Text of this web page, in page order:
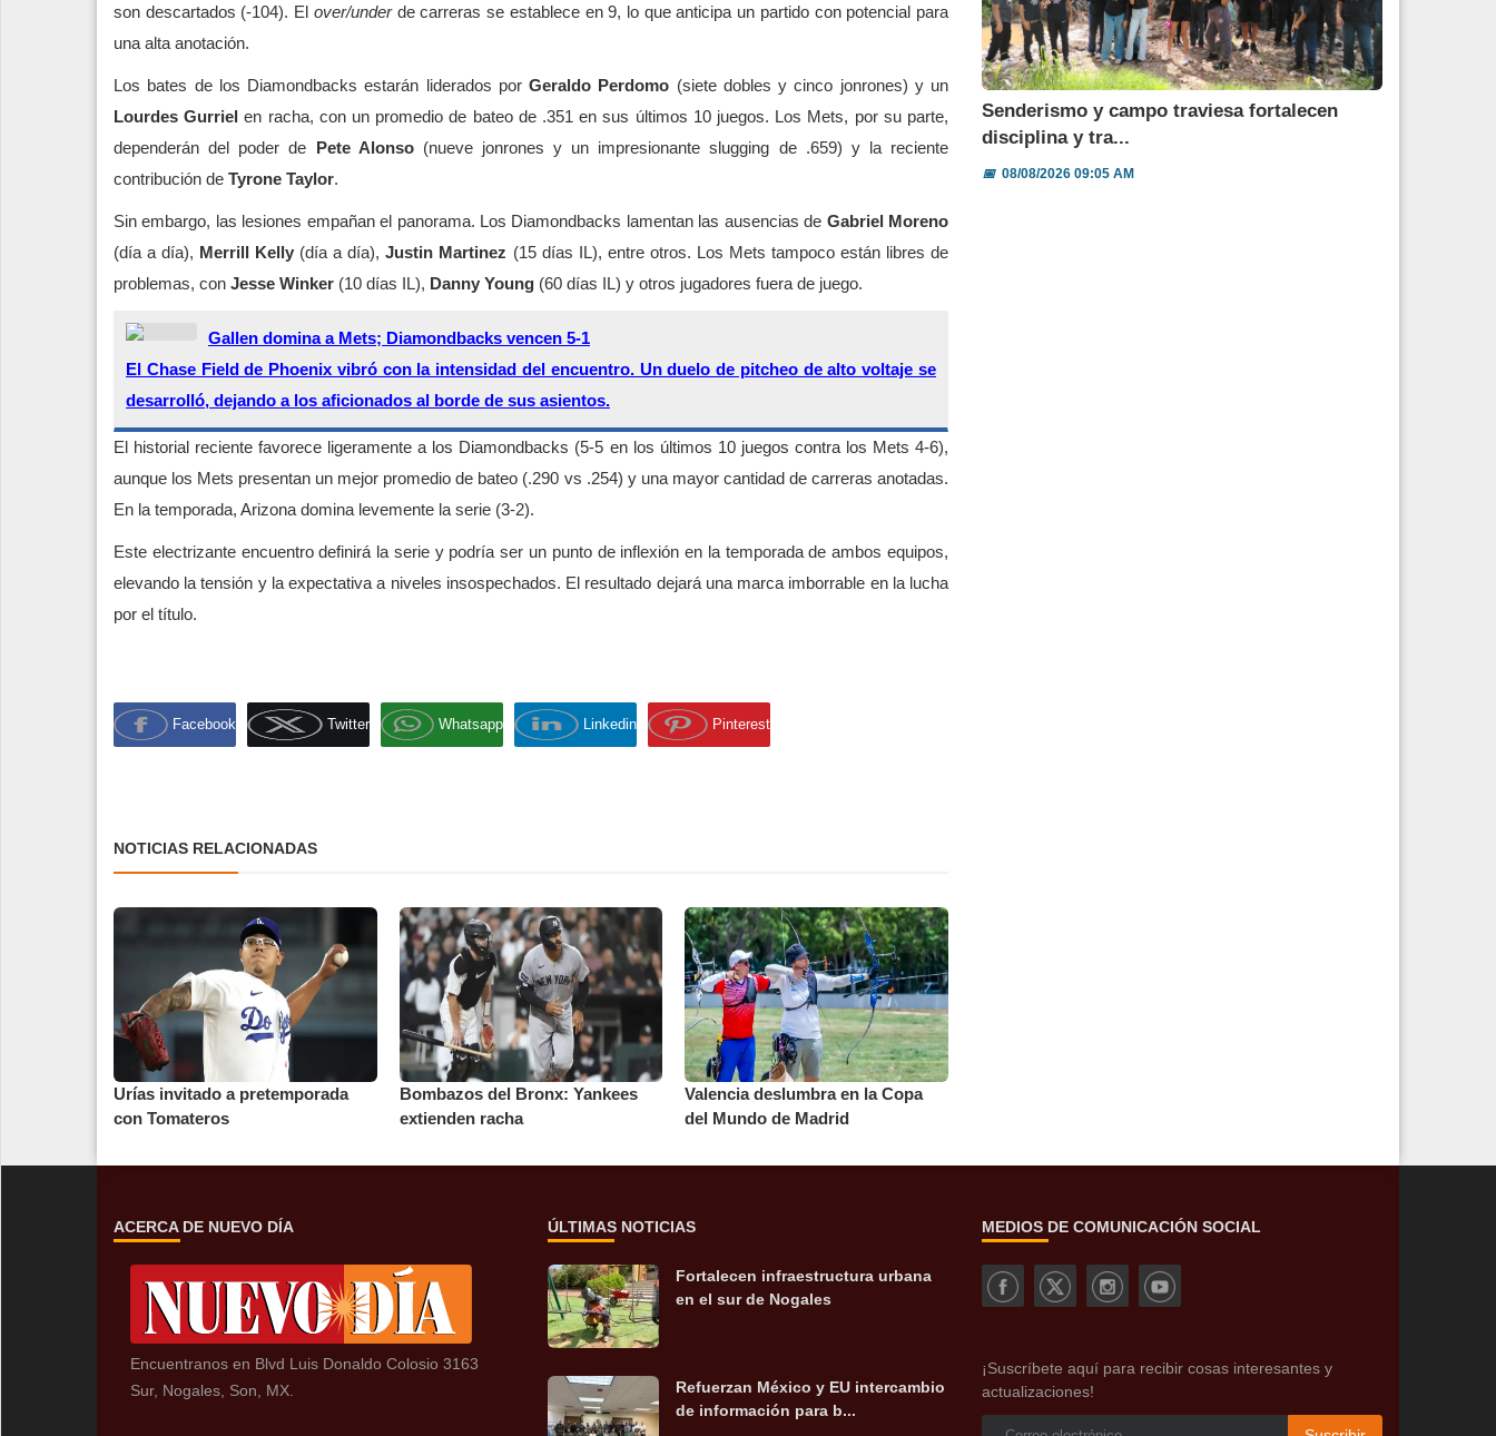
son descartados (-104). El over/underde carreras se establece en 9, lo que anticipa un partido con potencial para
una alta anotación.
Los bates de los Diamondbacks estarán liderados por Geraldo Perdomo (siete dobles y cinco jonrones) y un
Lourdes Gurriel en racha, con un promedio de bateo de .351 en sus últimos 10 juegos. Los Mets, por su parte,
dependerán del poder de Pete Alonso(nueve jonrones y un impresionante slugging de .659) y la reciente
contribución de Tyrone Taylor.
Sin embargo, las lesiones empañan el panorama. Los Diamondbacks lamentan las ausencias de Gabriel Moreno
(día a día), Merrill Kelly (día a día),Justin Martinez (15 días IL), entre otros. Los Mets tampoco están libres de
problemas, con Jesse Winker (10 días IL), Danny Young (60 días IL) y otros jugadores fuera de juego.
Gallen domina a Mets; Diamondbacks vencen 5-1
El Chase Field de Phoenix vibró con la intensidad del encuentro. Un duelo de pitcheo de alto voltaje se
desarrolló, dejando a los aficionados al borde de sus asientos.
El historial reciente favorece ligeramente a los Diamondbacks (5-5 en los últimos 10 juegos contra los Mets 4-6),
aunque los Mets presentan un mejor promedio de bateo (.290 vs .254) y una mayor cantidad de carreras anotadas.
En la temporada, Arizona domina levemente la serie (3-2).
Este electrizante encuentro definirá la serie y podría ser un punto de inflexión en la temporada de ambos equipos,
elevando la tensión y la expectativa a niveles insospechados. El resultado dejará una marca imborrable en la lucha
por el título.
Facebook Twitter Whatsapp Linkedin Pinterest
NOTICIAS RELACIONADAS
Urías invitado a pretemporada
con Tomateros
Bombazos del Bronx: Yankees
extienden racha
Valencia deslumbra en la Copa
del Mundo de Madrid
Senderismo y campo traviesa fortalecen
disciplina y tra...
📅08/08/2026 09:05 AM
ACERCA DE NUEVO DÍA
Encuentranos en Blvd Luis Donaldo Colosio 3163
Sur, Nogales, Son, MX.
ÚLTIMAS NOTICIAS
Fortalecen infraestructura urbana
en el sur de Nogales
Refuerzan México y EU intercambio
de información para b...
MEDIOS DE COMUNICACIÓN SOCIAL
¡Suscríbete aquí para recibir cosas interesantes y
actualizaciones!